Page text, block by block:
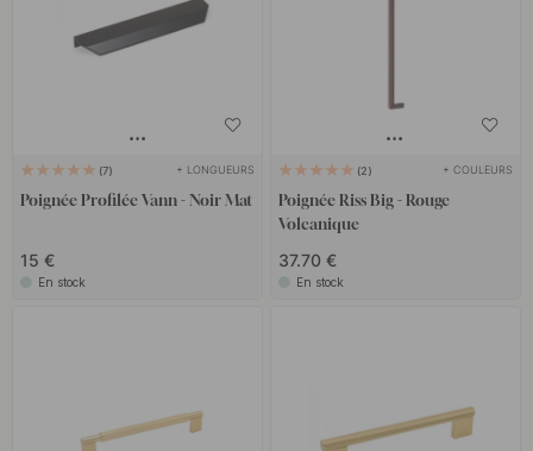
7 + LONGUEURS
Poignée Profilée Vann - Noir Mat
15 €
En stock
2 + COULEURS
Poignée Riss Big - Rouge
Volcanique
37.70 €
En stock